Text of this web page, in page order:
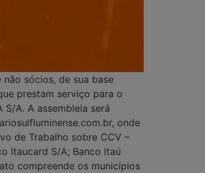
sócios, de sua base
prestam serviço para o
A. A assembleia será
onde
de Trabalho sobre CCV –
ltaucard S/A; Banco ltaú
compreende os municípios